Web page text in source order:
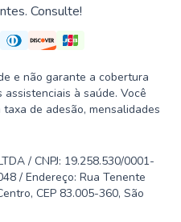
Consulte!
e não garante a cobertura
à saúde. Você
de adesão, mensalidades
/ CNPJ: 19.258.530/0001-
/ Endereço: Rua Tenente
CEP 83.005-360, São